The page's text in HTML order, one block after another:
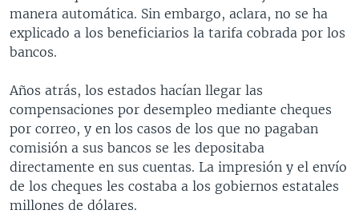
manera automática. Sin embargo, aclara, no se ha
explicado a los beneficiarios la tarifa cobrada por los
bancos.
Años atrás, los estados hacían llegar las
compensaciones por desempleo mediante cheques
por correo, y en los casos de los que no pagaban
comisión a sus bancos se les depositaba
directamente en sus cuentas. La impresión y el envío
de los cheques les costaba a los gobiernos estatales
millones de dólares.